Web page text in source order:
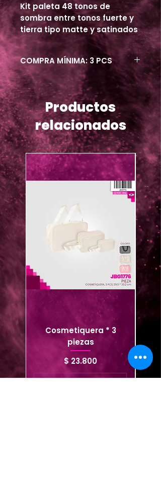
Kit paleta 48 tonos de
sombra entre tonos fuerte y
tierra tipo matte y satinados
COMPRA MÍNIMA: 3 PCS
Productos
relacionados
Cosmetiquera * 3
piezas
Precio
$ 23.800